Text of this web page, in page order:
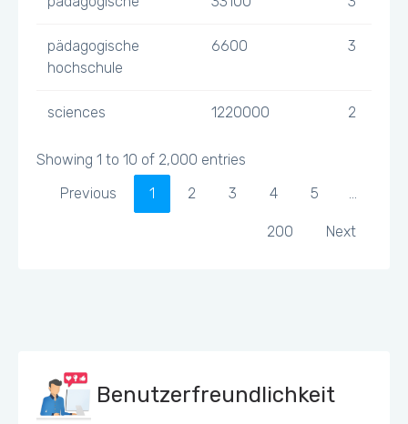
pädagogische
hochschule
6600 3
sciences 1220000 2
Showing 1 to 10 of 2,000 entries
Previous
1 2 3 4 5 …
200 Next
Benutzerfreundlichkeit